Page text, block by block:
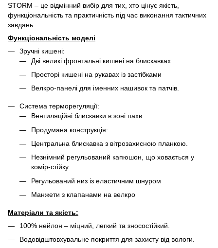
STORM – це відмінний вибір для тих, хто цінує якість,
функціональність та практичність під час виконання тактичних
завдань.
Функціональність моделі
Зручні кишені:
Дві великі фронтальні кишені на блискавках
Просторі кишені на рукавах із застібками
Велкро-панелі для іменних нашивок та патчів.
Система терморегуляції:
Вентиляційні блискавки в зоні пахв
Продумана конструкція:
Центральна блискавка з вітрозахисною планкою.
Незнімний регульований капюшон, що ховається у
комір-стійку
Регульований низ із еластичним шнуром
Манжети з клапанами на велкро
Матеріали та якість:
100% нейлон – міцний, легкий та зносостійкий.
Водовідштовхувальне покриття для захисту від вологи.